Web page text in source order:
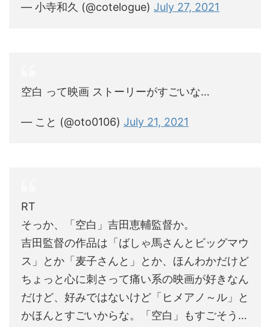
— 小寺和久 (@cotelogue) July 27, 2021
空白 って映画 ストーリーがすごいな…
— こと (@oto0106) July 21, 2021
RT
そっか、「空白」吉田恵輔監督か。
吉田監督の作品は「ばしゃ馬さんとビッグマウ
ス」とか「麦子さんと」とか、ほんわかだけど
ちょっと心に刺さって痛い系の映画が好きなん
だけど、好みではないけど「ヒメアノ～ル」と
かほんとすごいからな。「空白」もすごそう…